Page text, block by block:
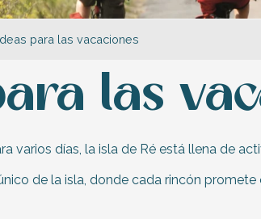
para las vacaciones
las
varios días, la isla de Ré está llena de
de la isla, donde cada rincón